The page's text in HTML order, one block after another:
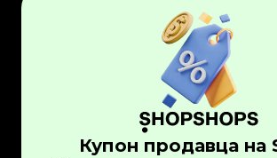
Купон продавца на